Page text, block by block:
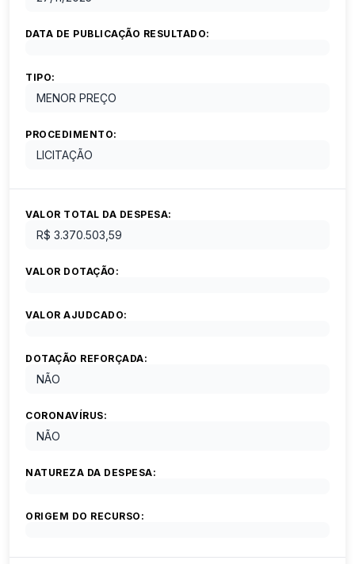
DATA DE PUBLICAÇÃO RESULTADO:
TIPO:
MENOR PREÇO
PROCEDIMENTO:
LICITAÇÃO
VALOR TOTAL DA DESPESA:
R$ 3.370.503,59
VALOR DOTAÇÃO:
VALOR AJUDCADO:
DOTAÇÃO REFORÇADA:
NÃO
CORONAVÍRUS:
NÃO
NATUREZA DA DESPESA:
ORIGEM DO RECURSO: